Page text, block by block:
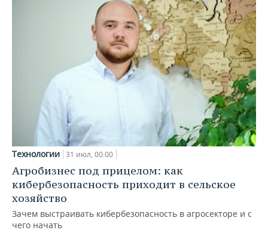
Технологии 31 июл, 00:00
Агробизнес под прицелом: как
кибербезопасность приходит в сельское
хозяйство
Зачем выстраивать кибербезопасность в агросекторе и с
чего начать